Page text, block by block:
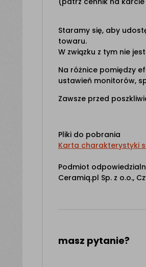
Staramy się, aby
towaru.
W związku z tym nie
Na różnice pomiędzy
ustawień monitorów,
Zawsze przed
Pliki do pobrania
Karta charakterystyki
Podmiot
Ceramiq.pl Sp. z o.o.,
masz pytanie?